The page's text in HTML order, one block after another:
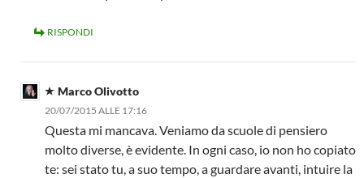
RISPONDI
Marco Olivotto
20/07/2015 ALLE 17:16
Questa mi mancava. Veniamo da scuole di pensiero
molto diverse, è evidente. In ogni caso, io non ho copiato
te: sei stato tu, a suo tempo, a guardare avanti, intuire la